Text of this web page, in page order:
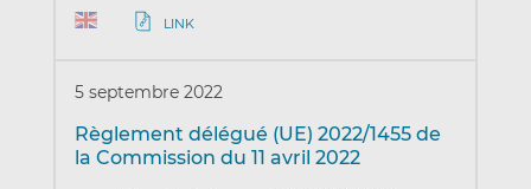
LINK
5 septembre 2022
Règlement délégué (UE) 2022/1455 de
la Commission du 11 avril 2022